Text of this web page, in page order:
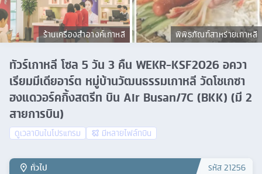
ร้านเครื่องสำอางค์เกาหลี พิพิธภัณฑ์สาหร่ายเกาหลี
ทัวร์เกาหลี โซล 5 วัน 3 คืน WEKR-KSF2026 อควา
เรียมมีเดียอาร์ต หมู่บ้านวัฒนธรรมเกาหลี วัดโชเกซา
ฮงแดวอร์คกิ้งสตรีท บิน Air Busan/7C (BKK) (มี 2
สายการบิน)
ดูเวลาบินในโปรแกรม มีหลายไฟล์ทบิน
ทั่วไป รหัส21256